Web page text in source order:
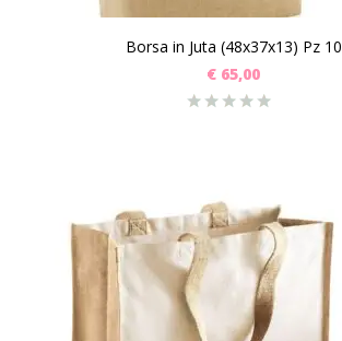
Borsa in Juta (48x37x13) Pz 10
€ 65,00